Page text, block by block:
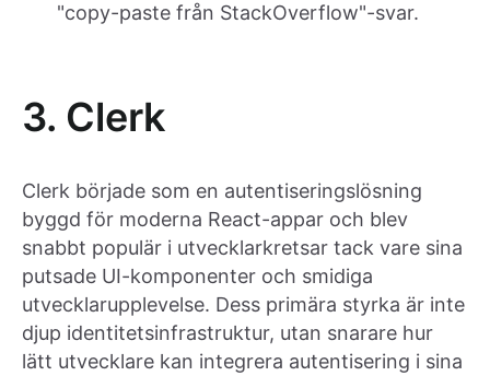
"copy-paste från StackOverflow"-svar.
3. Clerk
Clerk började som en autentiseringslösning
byggd för moderna React-appar och blev
snabbt populär i utvecklarkretsar tack vare sina
putsade UI-komponenter och smidiga
utvecklarupplevelse. Dess primära styrka är inte
djup identitetsinfrastruktur, utan snarare hur
lätt utvecklare kan integrera autentisering i sina